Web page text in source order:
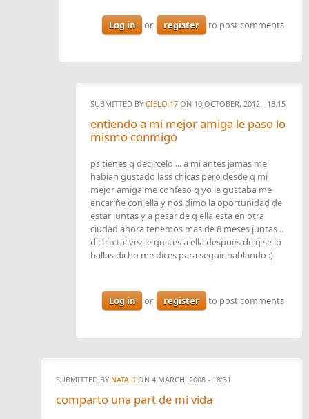
Log in or register to post comments
SUBMITTED BY CIELO.17 ON 10 OCTOBER, 2012 - 13:15
entiendo a mi mejor amiga le paso lo
mismo conmigo
ps tienes q decircelo ... a mi antes jamas me
habian gustado lass chicas pero desde q mi
mejor amiga me confeso q yo le gustaba me
encariñe con ella y nos dimo la oportunidad de
estar juntas y a pesar de q ella esta en otra
ciudad ahora tenemos mas de 8 meses juntas ..
dicelo tal vez le gustes a ella despues de q se lo
hallas dicho me dices para seguir hablando :)
Log in or register to post comments
SUBMITTED BY NATALI ON 4 MARCH, 2008 - 18:31
comparto una part de mi vida